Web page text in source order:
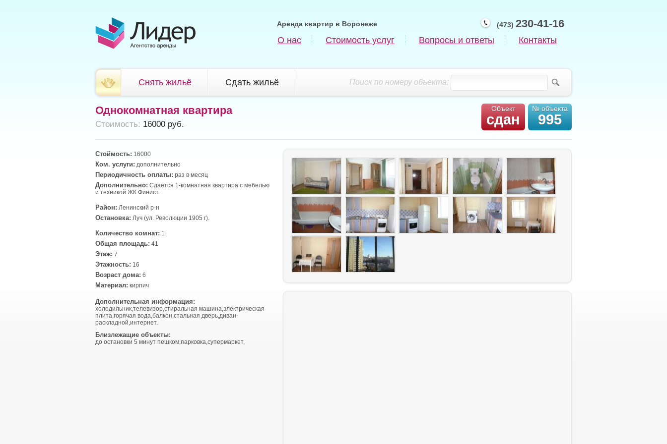
(473) 230-41-16
Аренда квартир в Воронеже
О нас Стоимость услуг Вопросы и ответы Контакты
Поиск по номеру объекта:
Снять жильё Сдать жильё
Объект
сдан
№ объекта
995
Однокомнатная квартира
Cтоимость: 16000 руб.
Стоймость: 16000
Ком. услуги: дополнительно
Периодичность оплаты: раз в месяц
Дополнительно: Сдается 1-комнатная квартира с мебелью
и техникой.ЖК Финист.
Район: Ленинский р-н
Остановка: Луч (ул. Революции 1905 г).
Количество комнат: 1
Общая площадь: 41
Этаж: 7
Этажность: 16
Возраст дома: 6
Материал: кирпич
Дополнительная информация:
холодильник,телевизор,стиральная машина,электрическая
плита,горячая вода,балкон,стальная дверь,диван-
раскладной,интернет.
Близлежащие объекты:
до остановки 5 минут пешком,парковка,супермаркет,